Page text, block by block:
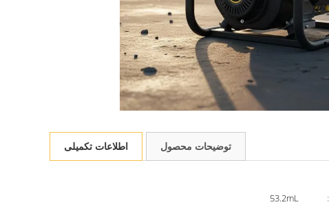
اطلاعات تکمیلی توضیحات محصول
53.2mL